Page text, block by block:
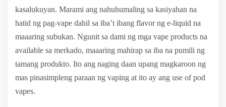
kasalukuyan. Marami ang nahuhumaling sa kasiyahan na
hatid ng pag-vape dahil sa iba’t ibang flavor ng e-liquid na
maaaring subukan. Ngunit sa dami ng mga vape products na
available sa merkado, maaaring mahirap sa iba na pumili ng
tamang produkto. Ito ang naging daan upang magkaroon ng
mas pinasimpleng paraan ng vaping at ito ay ang use of pod
vapes.